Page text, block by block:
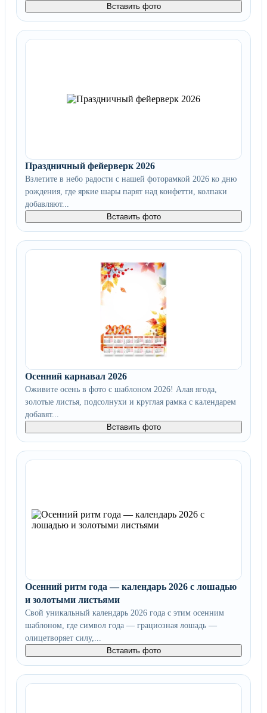
Вставить фото
Праздничный фейерверк 2026
Взлетите в небо радости с нашей фоторамкой 2026 ко дню
рождения, где яркие шары парят над конфетти, колпаки
добавляют...
Вставить фото
Осенний карнавал 2026
Оживите осень в фото с шаблоном 2026! Алая ягода,
золотые листья, подсолнухи и круглая рамка с календарем
добавят...
Вставить фото
Осенний ритм года — календарь 2026 с лошадью
и золотыми листьями
Свой уникальный календарь 2026 года с этим осенним
шаблоном, где символ года — грациозная лошадь —
олицетворяет силу,...
Вставить фото